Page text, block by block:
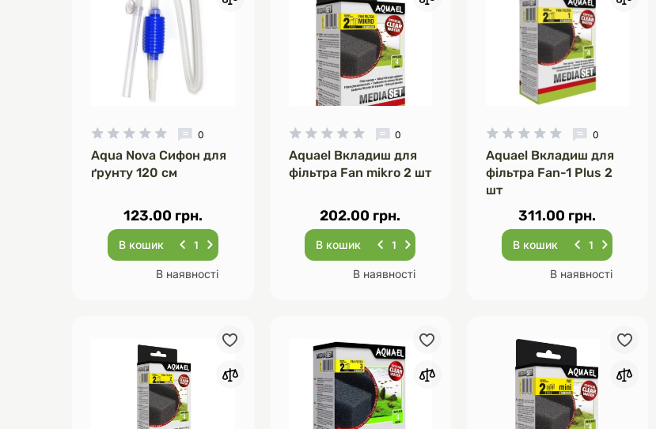
0
Aqua Nova Сифон для
ґрунту 120 см
123.00 грн.
В кошик
В наявності
0
Aquael Вкладиш для
фільтра Fan mikro 2 шт
202.00 грн.
В кошик
В наявності
0
Aquael Вкладиш для
фільтра Fan-1 Plus 2
шт
311.00 грн.
В кошик
В наявності